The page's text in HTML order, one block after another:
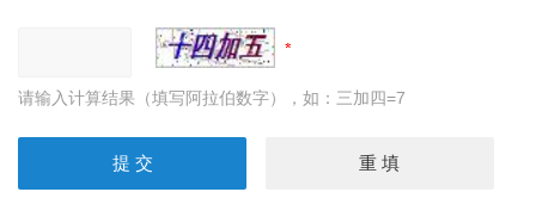
请输入计算结果（填写阿拉伯数字），如：三加四=7